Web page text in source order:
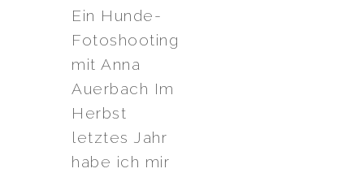
Ein Hunde-
Fotoshooting
mit Anna
Auerbach Im
Herbst
letztes Jahr
habe ich mir